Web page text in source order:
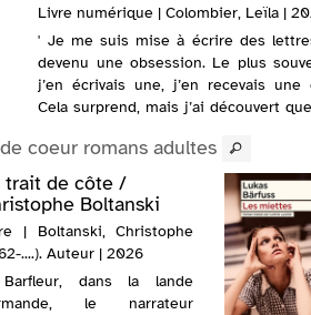
Livre numérique | Colombier, Leïla |
' Je me suis mise à écrire des
devenu une obsession. Le plus
j’en écrivais une, j’en recevais une
Cela surprend, mais j’ai découvert
coeur romans adultes
trait de côte /
Boltanski
| Boltanski, Christophe
....). Auteur | 2026
dans la lande
le narrateur